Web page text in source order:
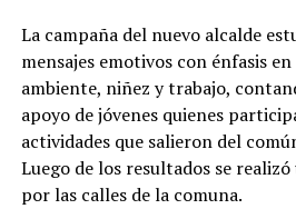
La campaña del nuevo alcalde
mensajes emotivos con énfasis
ambiente, niñez y trabajo,
apoyo de jóvenes quienes
actividades que salieron del
Luego de los resultados se
por las calles de la comuna.